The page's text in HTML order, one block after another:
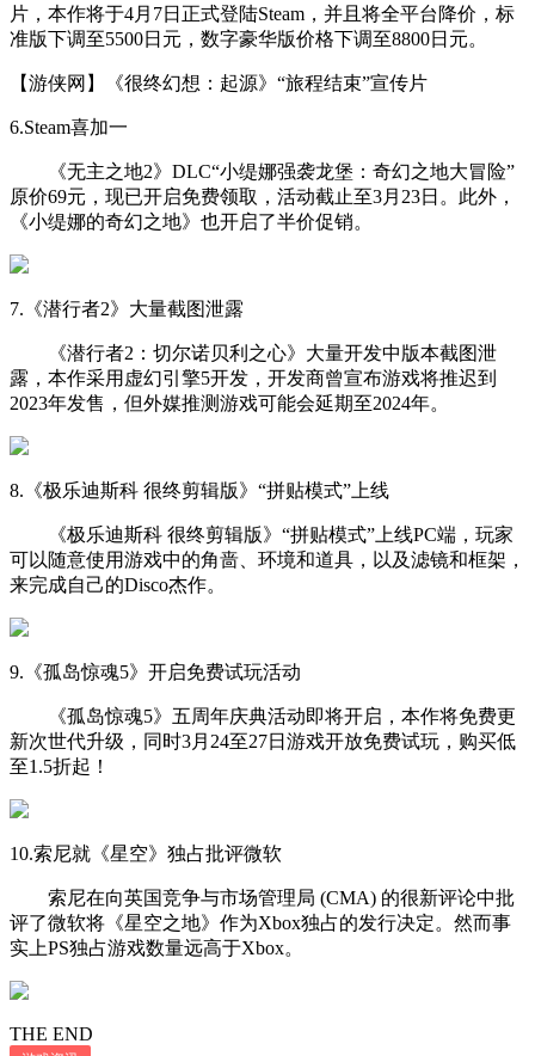
片，本作将于4月7日正式登陆Steam，并且将全平台降价，标
准版下调至5500日元，数字豪华版价格下调至8800日元。
【游侠网】《很终幻想：起源》“旅程结束”宣传片
6.Steam喜加一
《无主之地2》DLC“小缇娜强袭龙堡：奇幻之地大冒险”
原价69元，现已开启免费领取，活动截止至3月23日。此外，
《小缇娜的奇幻之地》也开启了半价促销。
7.《潜行者2》大量截图泄露
《潜行者2：切尔诺贝利之心》大量开发中版本截图泄
露，本作采用虚幻引擎5开发，开发商曾宣布游戏将推迟到
2023年发售，但外媒推测游戏可能会延期至2024年。
8.《极乐迪斯科 很终剪辑版》“拼贴模式”上线
《极乐迪斯科 很终剪辑版》“拼贴模式”上线PC端，玩家
可以随意使用游戏中的角啬、环境和道具，以及滤镜和框架，
来完成自己的Disco杰作。
9.《孤岛惊魂5》开启免费试玩活动
《孤岛惊魂5》五周年庆典活动即将开启，本作将免费更
新次世代升级，同时3月24至27日游戏开放免费试玩，购买低
至1.5折起！
10.索尼就《星空》独占批评微软
索尼在向英国竞争与市场管理局 (CMA) 的很新评论中批
评了微软将《星空之地》作为Xbox独占的发行决定。然而事
实上PS独占游戏数量远高于Xbox。
THE END